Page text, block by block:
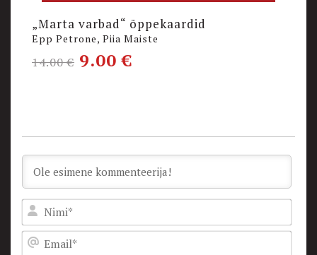
„Marta varbad“ õppekaardid
Epp Petrone, Piia Maiste
14.00€ 9.00€